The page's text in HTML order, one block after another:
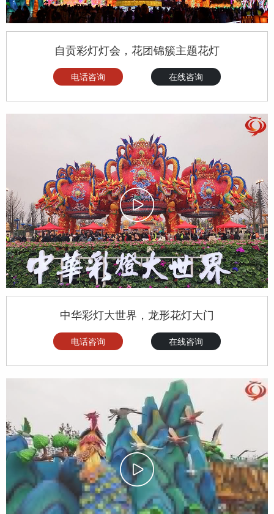
自贡彩灯灯会，花团锦簇主题花灯
电话咨询 在线咨询
中华彩灯大世界，龙形花灯大门
电话咨询 在线咨询